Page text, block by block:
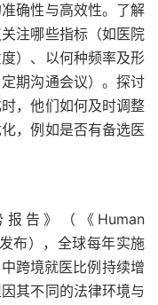
确性与高效性。了解
注哪些指标（如医院
）、以何种频率及形
期沟通会议）。探讨
，他们如何及时调整
，例如是否有备选医
告》（《Human
布），全球每年实施
跨境就医比例持续增
其不同的法律环境与